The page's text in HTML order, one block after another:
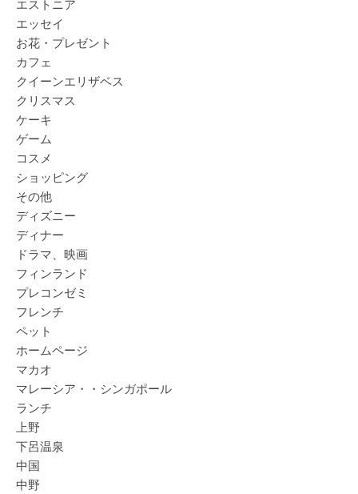
エストニア
エッセイ
お花・プレゼント
カフェ
クイーンエリザベス
クリスマス
ケーキ
ゲーム
コスメ
ショッピング
その他
ディズニー
ディナー
ドラマ、映画
フィンランド
プレコンゼミ
フレンチ
ペット
ホームページ
マカオ
マレーシア・・シンガポール
ランチ
上野
下呂温泉
中国
中野